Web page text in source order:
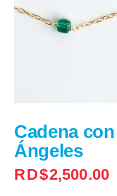
Cadena
Ángeles
RD$2,500.00